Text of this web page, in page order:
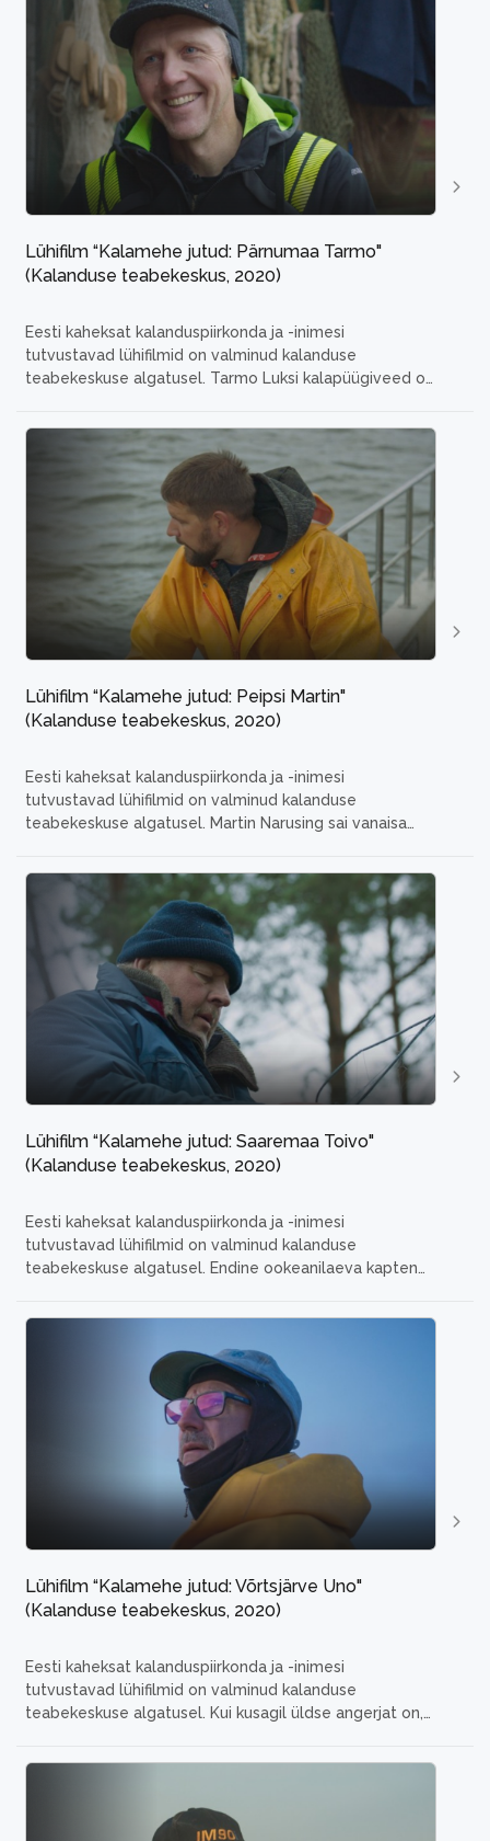
võib julgelt romantiliseks, kuid samas väga raskeks
pidada. Kui mehel on visioon ja kindel tahe,
Lühifilm “Kalamehe jutud: Pärnumaa Tarmo"
(Kalanduse teabekeskus, 2020)
Eesti kaheksat kalanduspiirkonda ja -inimesi
tutvustavad lühifilmid on valminud kalanduse
teabekeskuse algatusel. Tarmo Luksi kalapüügiveed on
lahes. Kalurite "Eldoraadoks" peetavas merelahes on
aga karm konkurents – seda nii paljude kalurite kui ka
hüljeste näol. Nii on kohalikud pead kokku pannud ja
leidnud viisi, kuidas uudsel
Lühifilm “Kalamehe jutud: Peipsi Martin"
(Kalanduse teabekeskus, 2020)
Eesti kaheksat kalanduspiirkonda ja -inimesi
tutvustavad lühifilmid on valminud kalanduse
teabekeskuse algatusel. Martin Narusing sai vanaisa
kaluriks hakkamine. Noor mees on vanemate lähedale
Mehikoormasse loonud kodu, kus elab koos naise ja
kahe lapsega. Täisjõus elu on ka kaugel suurlinna
tuledest võimalik.Režissöör...
Lühifilm “Kalamehe jutud: Saaremaa Toivo"
(Kalanduse teabekeskus, 2020)
Eesti kaheksat kalanduspiirkonda ja -inimesi
tutvustavad lühifilmid on valminud kalanduse
teabekeskuse algatusel. Endine ookeanilaeva kapten
mehe enda kodu ja peamised püügiveed asuvad Sõrve
siia luurele Muhumaa alla.Režissöör Ove Musting,
tootja Downtown Pictures...
Lühifilm “Kalamehe jutud: Võrtsjärve Uno"
(Kalanduse teabekeskus, 2020)
Eesti kaheksat kalanduspiirkonda ja -inimesi
tutvustavad lühifilmid on valminud kalanduse
teabekeskuse algatusel. Kui kusagil üldse angerjat on,
kus mesinduse kõrval ka kalapüük on au sees. Mõrrad
mereäärsetel randlastel silma särama lööks. Lisaks
pole midagi paremat, kui keset